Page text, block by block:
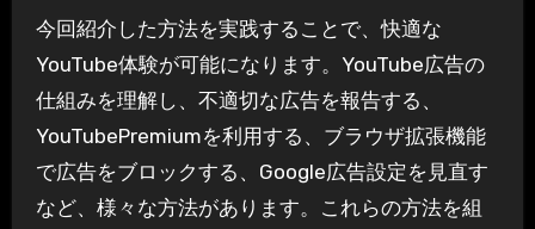
今回紹介した方法を実践することで、快適な
YouTube体験が可能になります。YouTube広告の
仕組みを理解し、不適切な広告を報告する、
YouTubePremiumを利用する、ブラウザ拡張機能
で広告をブロックする、Google広告設定を見直す
など、様々な方法があります。これらの方法を組